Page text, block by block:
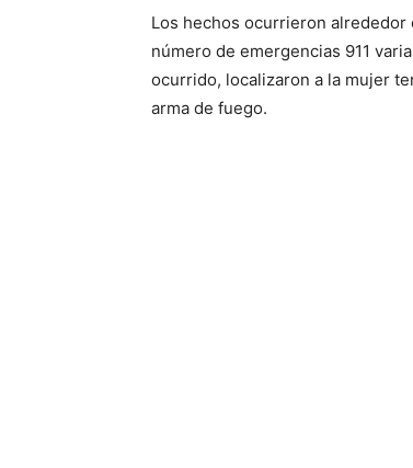
Los hechos ocurrieron alrededor
número de emergencias 911
ocurrido, localizaron a la mujer
arma de fuego.